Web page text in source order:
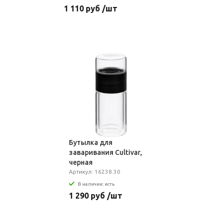
1 110 руб /шт
Бутылка для
заваривания Cultivar,
черная
Артикул: 16238.30
В наличии: есть
1 290 руб /шт